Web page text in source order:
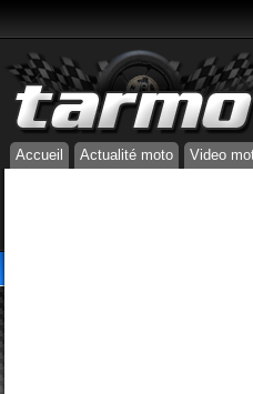
Accueil Actualité moto Video